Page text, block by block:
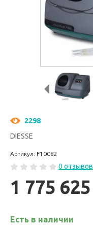
2298
DIESSE
Артикул: F10082
0 отзывов
1 775 625
Есть в наличии